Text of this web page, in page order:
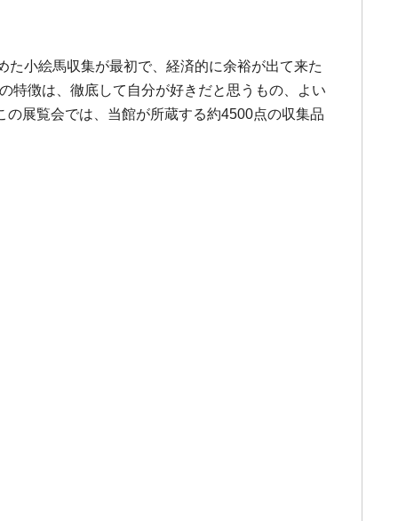
小絵馬収集が最初で、経済的に余裕が出て来た
特徴は、徹底して自分が好きだと思うもの、よい
展覧会では、当館が所蔵する約4500点の収集品